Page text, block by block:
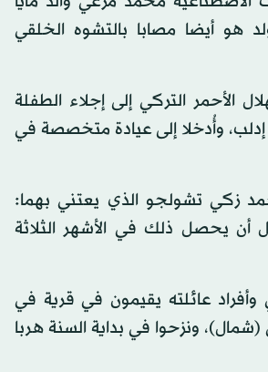
ولد هو أيضا مصابا بالتشوه الخلقي
الأحمر التركي إلى إجلاء الطفلة
وأُدخلا إلى عيادة متخصصة في
زكي تشولجو الذي يعتني بهما:
أن يحصل ذلك في الأشهر الثلاثة
عائلته يقيمون في قرية في
ونزحوا في بداية السنة هربا